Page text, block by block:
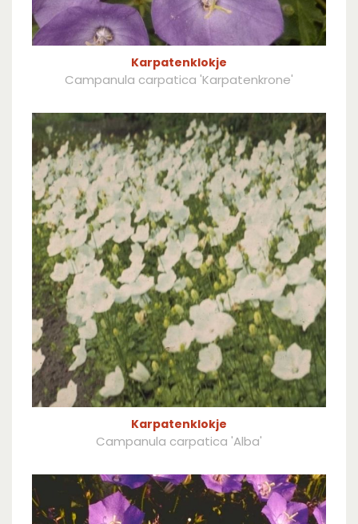
Karpatenklokje
Campanula carpatica 'Karpatenkrone'
Karpatenklokje
Campanula carpatica 'Alba'